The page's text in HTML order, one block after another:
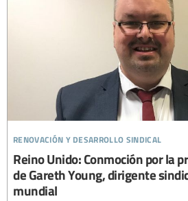
renovación y desarrollo sindical
Reino Unido: Conmoción por la
de Gareth Young, dirigente
mundial